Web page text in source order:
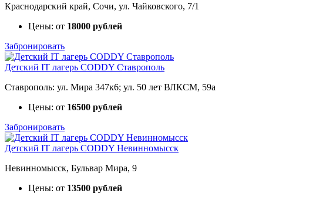
Краснодарский край, Сочи, ул. Чайковского, 7/1
Цены: от 18000 рублей
Забронировать
Детский IT лагерь CODDY Ставрополь
Ставрополь: ул. Мира 347к6; ул. 50 лет ВЛКСМ, 59а
Цены: от 16500 рублей
Забронировать
Детский IT лагерь CODDY Невинномысск
Невинномысск, Бульвар Мира, 9
Цены: от 13500 рублей